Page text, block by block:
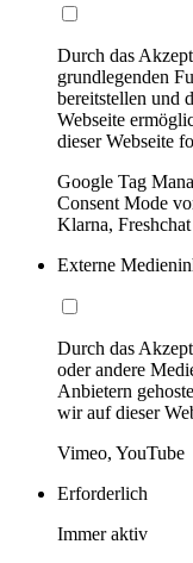
Durch das
grundlegenden
bereitstellen und
Webseite
dieser Webseite
Google Tag
Consent Mode
Klarna, Freshchat
Externe
Durch das
oder andere
Anbietern
wir auf dieser
Vimeo, YouTube
Erforderlich
Immer aktiv